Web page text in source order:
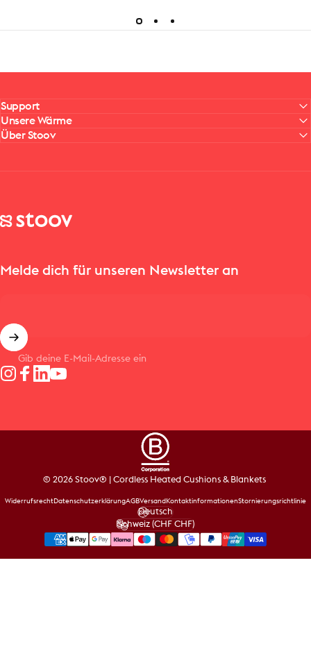
Support
Unsere Wärme
Über Stoov
Stoov® | Cordless Heated Cushions & Blankets
Melde dich für unseren Newsletter an
Gib deine E-Mail-Adresse ein
© 2026 Stoov® | Cordless Heated Cushions & Blankets
WiderrufsrechtDatenschutzerklärungAGBVersand KontaktinformationenStornierungsrichtlinie
Sprache
Deutsch
Land/Region
Schweiz (CHF CHF)